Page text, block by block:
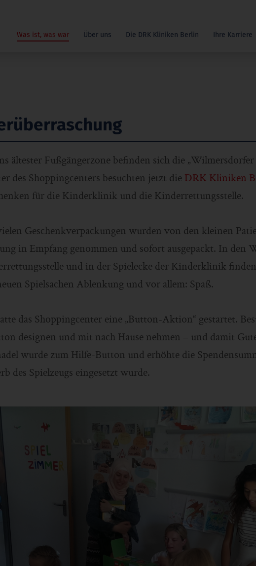
Was ist, was war Über uns Die DRK Kliniken Berlin Ihre Karriere
ältester Fußgängerzone befinden sich die „Wilmersdorfer
des Shoppingcenters besuchten jetzt die DRK Kliniken
für die Kinderklinik und die Kinderrettungsstelle.
Geschenkverpackungen wurden von den kleinen
in Empfang genommen und sofort ausgepackt. In den
und in der Spielecke der Kinderklinik
Spielsachen Ablenkung und vor allem: Spaß.
das Shoppingcenter eine „Button-Aktion“ gestartet.
designen und mit nach Hause nehmen – und damit
wurde zum Hilfe-Button und erhöhte die
des Spielzeugs eingesetzt wurde.